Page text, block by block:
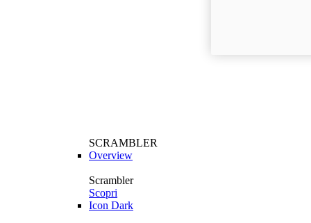
SCRAMBLER
Overview
Scrambler
Scopri
Icon Dark